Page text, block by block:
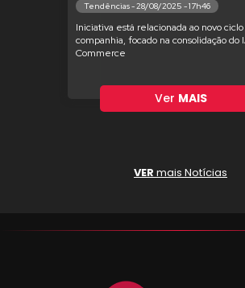
Tendências - 28/08/2025 - 17h46
Iniciativa está relacionada ao novo ciclo
companhia, focado na consolidação do
Commerce
Ver MAIS
VER mais Notícias